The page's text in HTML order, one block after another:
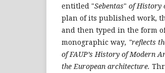
entitled "Sebentas" of History
plan of its published work,
and then typed in the form
monographic way, "reflects
ofFAUP’s History of Modern
the European architecture.